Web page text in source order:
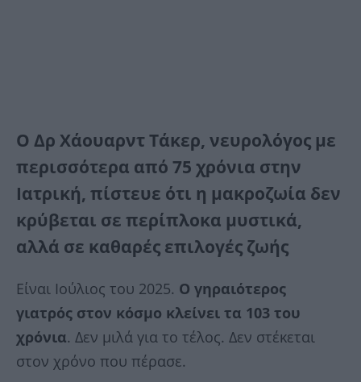
Ο Δρ Χάουαρντ Τάκερ, νευρολόγος με
περισσότερα από 75 χρόνια στην
Ιατρική, πίστευε ότι η μακροζωία δεν
κρύβεται σε περίπλοκα μυστικά,
αλλά σε καθαρές επιλογές ζωής
Είναι Ιούλιος του 2025. Ο γηραιότερος
γιατρός στον κόσμο κλείνει τα 103 του
χρόνια. Δεν μιλά για το τέλος. Δεν στέκεται
στον χρόνο που πέρασε.